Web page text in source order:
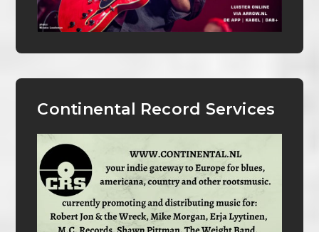
Continental Record Services